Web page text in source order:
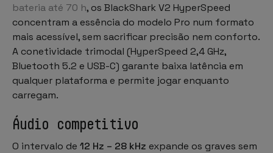
bateria até 70 h, os BlackShark V2 HyperSpeed
concentram a essência do modelo Pro num formato
mais acessível, sem sacrificar precisão nem conforto.
A conetividade trimodal (HyperSpeed 2,4 GHz,
Bluetooth 5.2 e USB-C) garante baixa latência em
qualquer plataforma e permite jogar enquanto
carregam.
Áudio competitivo
O intervalo de 12 Hz – 28 kHz expande os graves sem